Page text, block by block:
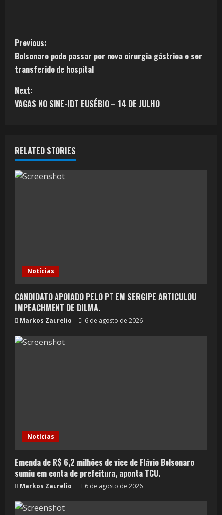
Previous:
Bolsonaro pode passar por nova cirurgia gástrica e ser
transferido de hospital
Next:
VAGAS NO SINE-IDT EUSÉBIO – 14 DE JULHO
RELATED STORIES
Notícias
CANDIDATO APOIADO PELO PT EM SERGIPE ARTICULOU
IMPEACHMENT DE DILMA.
Markos Zaurelio 6 de agosto de 2026
Notícias
Emenda de R$ 6,2 milhões de vice de Flávio Bolsonaro
sumiu em conta de prefeitura, aponta TCU.
Markos Zaurelio 6 de agosto de 2026